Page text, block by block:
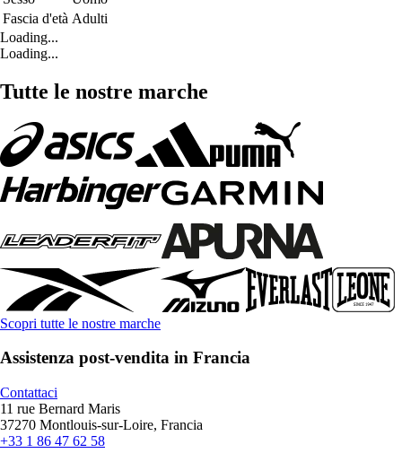
Fascia d'età Adulti
Loading...
Loading...
Tutte le nostre marche
Scopri tutte le nostre marche
Assistenza post-vendita in Francia
Contattaci
11 rue Bernard Maris
37270 Montlouis-sur-Loire, Francia
+33 1 86 47 62 58